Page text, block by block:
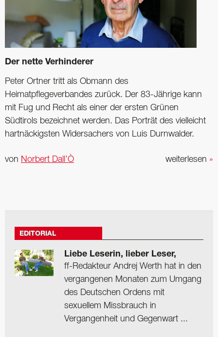
Der nette Verhinderer
Peter Ortner tritt als Obmann des
Heimatpflegeverbandes zurück. Der 83-Jährige kann
mit Fug und Recht als einer der ersten Grünen
Südtirols bezeichnet werden. Das Porträt des vielleicht
hartnäckigsten Widersachers von Luis Durnwalder.
weiterlesen »
von Norbert Dall’Ò
EDITORIAL
Liebe Leserin, lieber Leser,
ff-Redakteur Andrej Werth hat in den
vergangenen Monaten zum Umgang
des Deutschen Ordens mit
sexuellem Missbrauch in
Vergangenheit und Gegenwart ...